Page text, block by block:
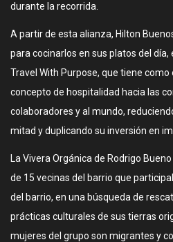
durante la recorrida.
A partir de esta alianza, Hilton
para cocinarlos en sus platos del
Travel With Purpose, que tiene
concepto de hospitalidad hacia las
colaboradores y al mundo,
mitad y duplicando su inversión en
La Vivera Orgánica de Rodrigo
de 15 vecinas del barrio que
del barrio, en una búsqueda de
prácticas culturales de sus tierras
mujeres del grupo son migrantes y